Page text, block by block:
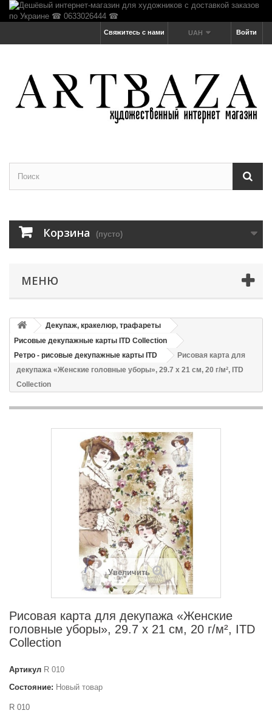
Войти
UAH
Свяжитесь с нами
Корзина (пусто)
МЕНЮ
Декупаж, кракелюр, трафареты
Рисовые декупажные карты ITD Collection
Ретро - рисовые декупажные карты ITD
Рисовая карта для
декупажа «Женские головные уборы», 29.7 x 21 см, 20 г/м², ITD
Collection
Увеличить
Рисовая карта для декупажа «Женские
головные уборы», 29.7 x 21 см, 20 г/м², ITD
Collection
Артикул R 010
Состояние: Новый товар
R 010